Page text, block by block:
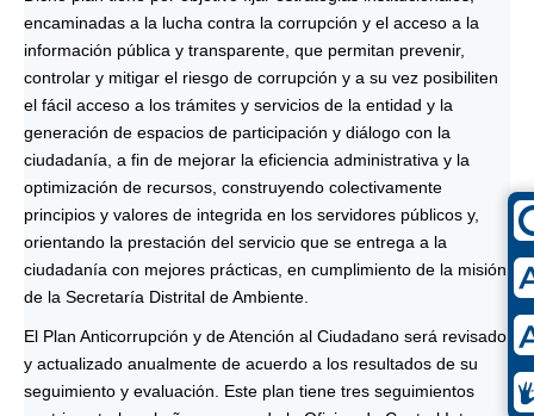
encaminadas a la lucha contra la corrupción y el acceso a la
información pública y transparente, que permitan prevenir,
controlar y mitigar el riesgo de corrupción y a su vez posibiliten
el fácil acceso a los trámites y servicios de la entidad y la
generación de espacios de participación y diálogo con la
ciudadanía, a fin de mejorar la eficiencia administrativa y la
optimización de recursos, construyendo colectivamente
principios y valores de integrida en los servidores públicos y,
orientando la prestación del servicio que se entrega a la
ciudadanía con mejores prácticas, en cumplimiento de la misión
de la Secretaría Distrital de Ambiente.
El Plan Anticorrupción y de Atención al Ciudadano será revisado
y actualizado anualmente de acuerdo a los resultados de su
seguimiento y evaluación. Este plan tiene tres seguimientos